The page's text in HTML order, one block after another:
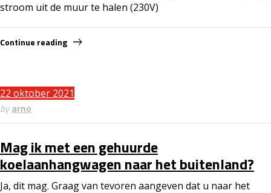
stroom uit de muur te halen (230V)
Continue reading
22 oktober 2021
byarno
Mag ik met een gehuurde
koelaanhangwagen naar het buitenland?
Ja, dit mag. Graag van tevoren aangeven dat u naar het